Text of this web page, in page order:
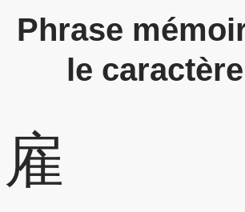
Phrase
le
雇